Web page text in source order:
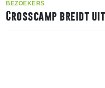
BEZOEKERS
Crosscamp breidt uit